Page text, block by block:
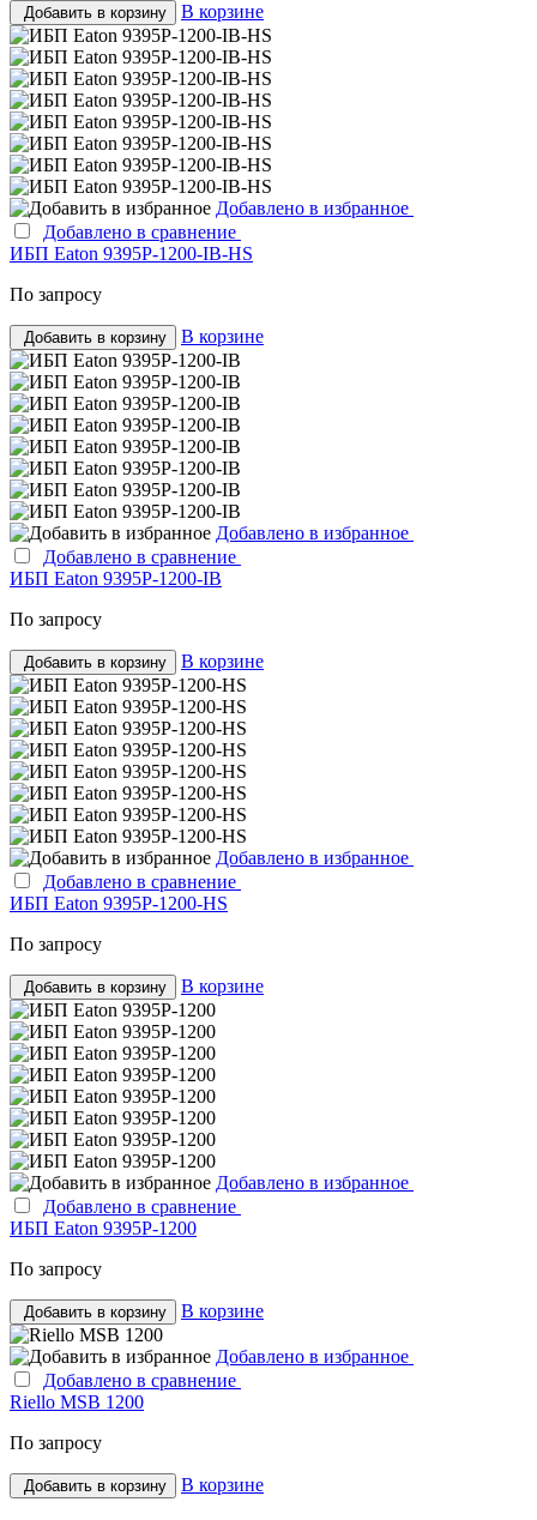
Добавить в корзину В корзине
Добавлено в избранное
Добавлено в сравнение
ИБП Eaton 9395P-1200-IB-HS
По запросу
Добавить в корзину В корзине
Добавлено в избранное
Добавлено в сравнение
ИБП Eaton 9395P-1200-IB
По запросу
Добавить в корзину В корзине
Добавлено в избранное
Добавлено в сравнение
ИБП Eaton 9395P-1200-HS
По запросу
Добавить в корзину В корзине
Добавлено в избранное
Добавлено в сравнение
ИБП Eaton 9395P-1200
По запросу
Добавить в корзину В корзине
Добавлено в избранное
Добавлено в сравнение
Riello MSB 1200
По запросу
Добавить в корзину В корзине